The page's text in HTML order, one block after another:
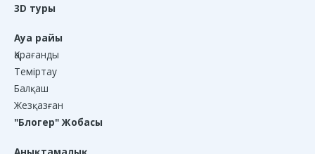
3D туры
Ауа райы
Қарағанды
Теміртау
Балқаш
Жезқазған
"Блогер" Жобасы